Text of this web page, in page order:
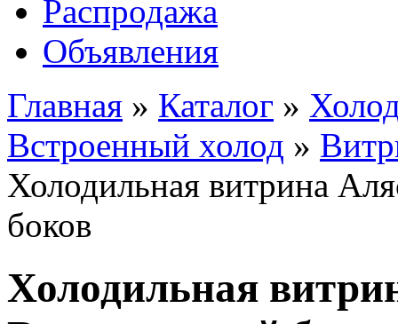
Распродажа
Объявления
Главная » Каталог »
Встроенный холод »
Холодильная витрина
боков
Холодильная